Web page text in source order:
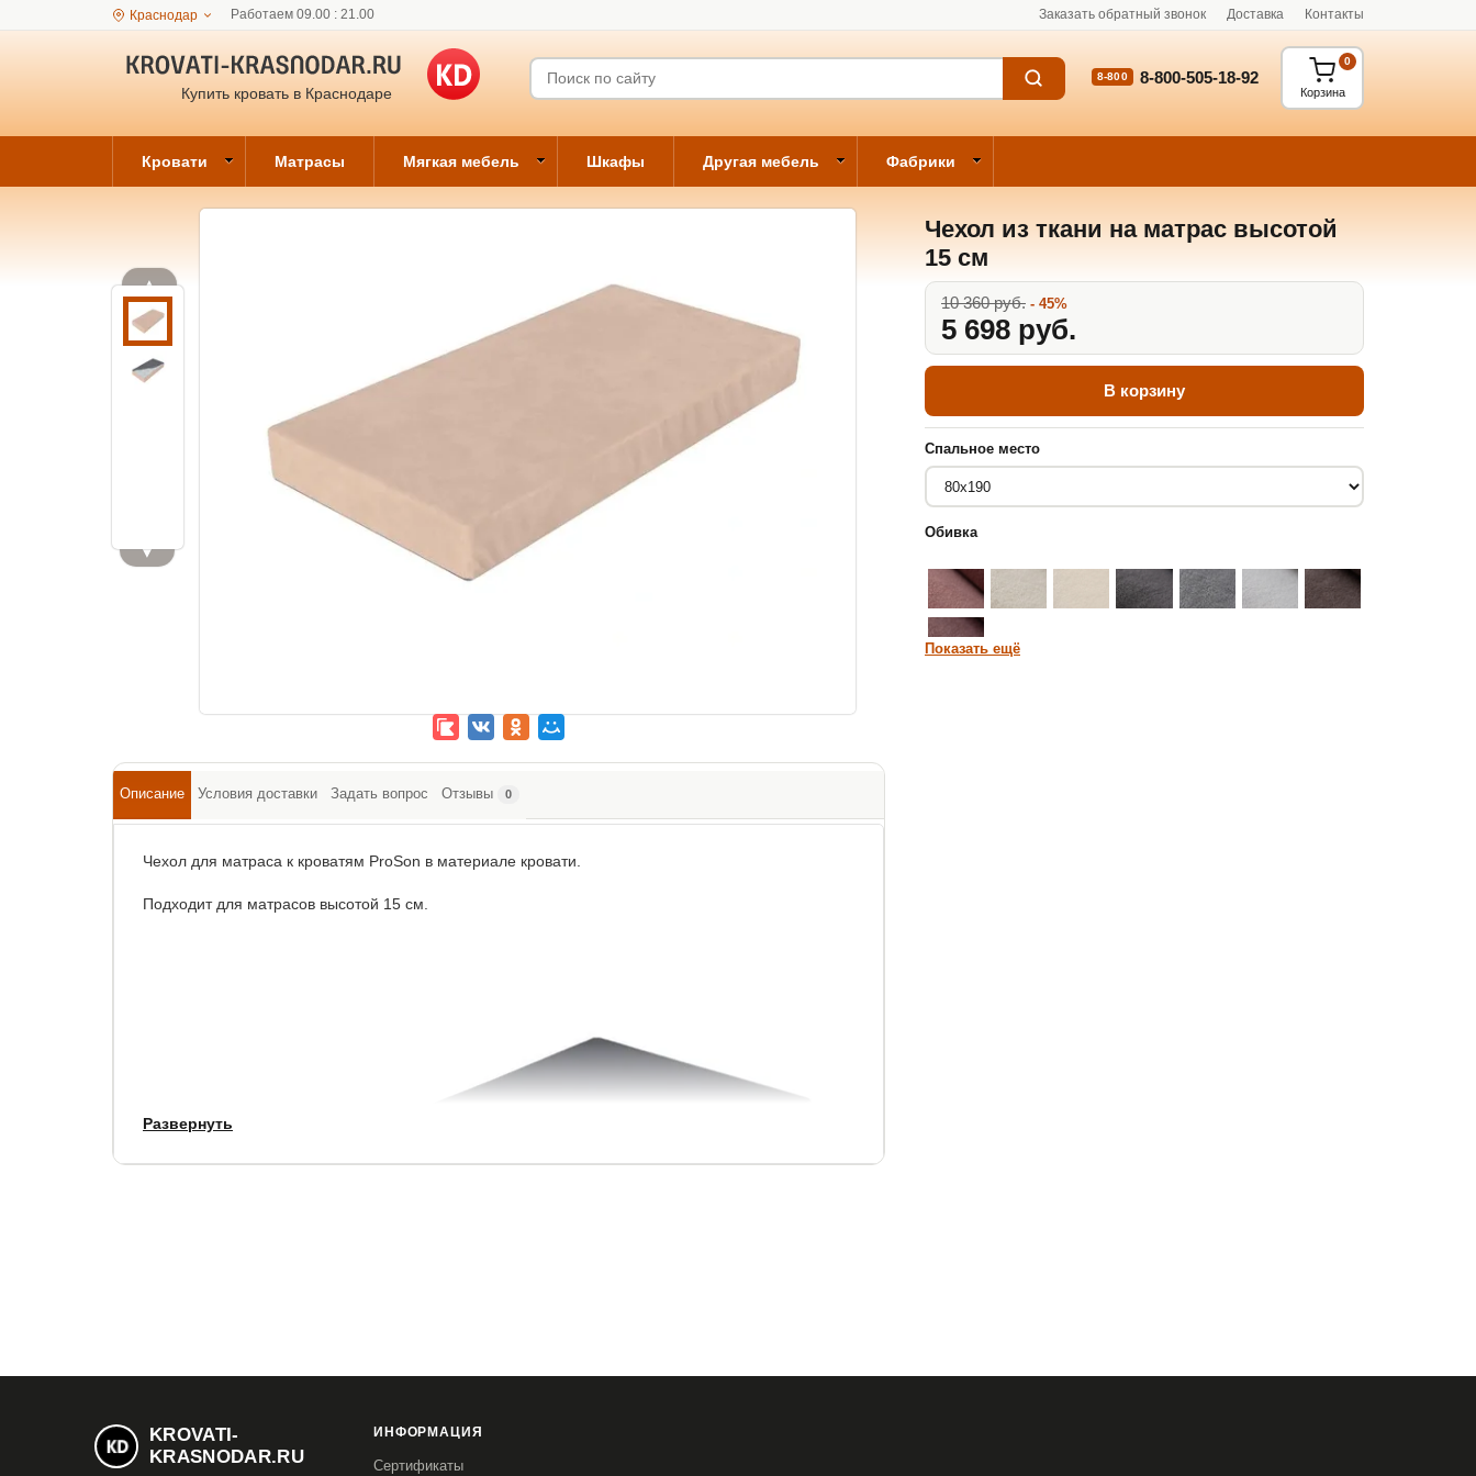
Краснодар Работаем 09.00 : 21.00 Заказать обратный звонок Доставка Контакты
Купить кровать в Краснодаре
8-800 8-800-505-18-92
Корзина
0
Кровати Матрасы Мягкая мебель Шкафы Другая мебель Фабрики
▲
▼
Чехол из ткани на матрас высотой
15 см
10 360 руб. - 45%
5 698 руб.
В корзину
Спальное место
Обивка
Показать ещё
Описание Условия доставки Задать вопрос Отзывы 0
Чехол для матраса к кроватям ProSon в материале кровати.
Подходит для матрасов высотой 15 см.
Развернуть
KROVATI-
KRASNODAR.RU
ИНФОРМАЦИЯ
Сертификаты